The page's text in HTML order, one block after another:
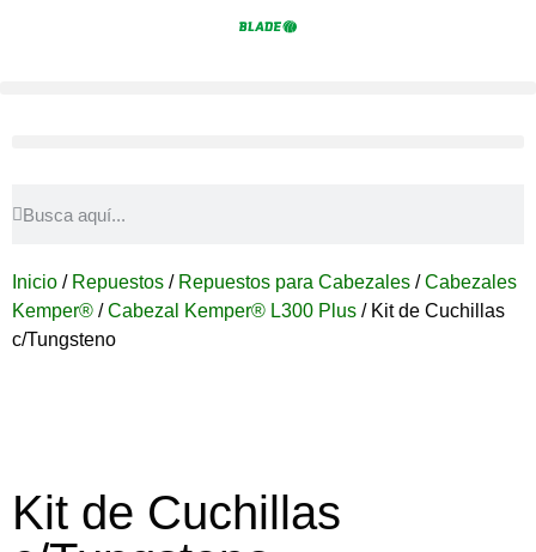
Inicio / Repuestos / Repuestos para Cabezales /Cabezales
Kemper® /Cabezal Kemper® L300 Plus / Kit de Cuchillas
c/Tungsteno
Kit de Cuchillas